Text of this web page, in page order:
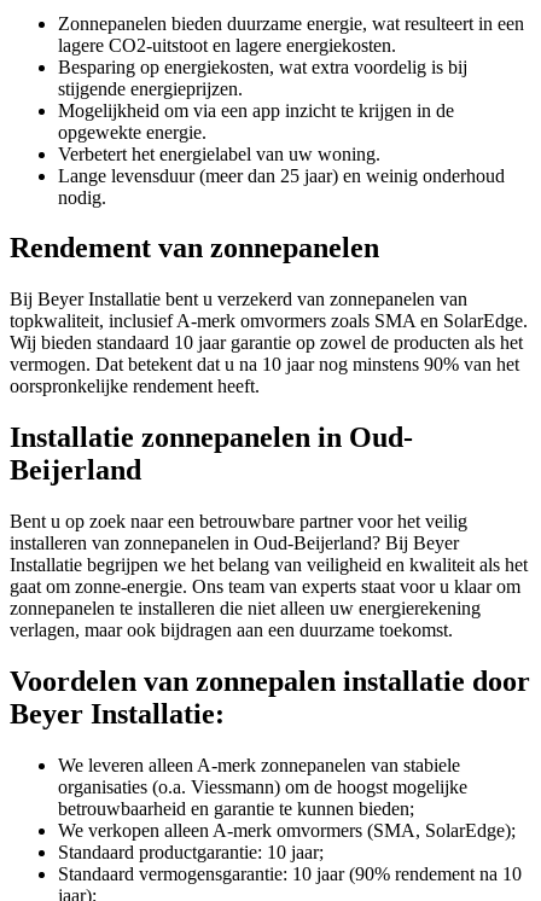
Zonnepanelen bieden duurzame energie, wat resulteert in een
lagere CO2-uitstoot en lagere energiekosten.
Besparing op energiekosten, wat extra voordelig is bij
stijgende energieprijzen.
Mogelijkheid om via een app inzicht te krijgen in de
opgewekte energie.
Verbetert het energielabel van uw woning.
Lange levensduur (meer dan 25 jaar) en weinig onderhoud
nodig.
Rendement van zonnepanelen
Bij Beyer Installatie bent u verzekerd van zonnepanelen van
topkwaliteit, inclusief A-merk omvormers zoals SMA en SolarEdge.
Wij bieden standaard 10 jaar garantie op zowel de producten als het
vermogen. Dat betekent dat u na 10 jaar nog minstens 90% van het
oorspronkelijke rendement heeft.
Installatie zonnepanelen in Oud-
Beijerland
Bent u op zoek naar een betrouwbare partner voor het veilig
installeren van zonnepanelen in Oud-Beijerland? Bij Beyer
Installatie begrijpen we het belang van veiligheid en kwaliteit als het
gaat om zonne-energie. Ons team van experts staat voor u klaar om
zonnepanelen te installeren die niet alleen uw energierekening
verlagen, maar ook bijdragen aan een duurzame toekomst.
Voordelen van zonnepalen installatie door
Beyer Installatie:
We leveren alleen A-merk zonnepanelen van stabiele
organisaties (o.a. Viessmann) om de hoogst mogelijke
betrouwbaarheid en garantie te kunnen bieden;
We verkopen alleen A-merk omvormers (SMA, SolarEdge);
Standaard productgarantie: 10 jaar;
Standaard vermogensgarantie: 10 jaar (90% rendement na 10
jaar);